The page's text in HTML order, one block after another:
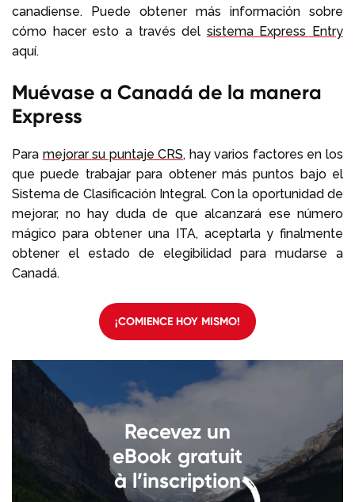
canadiense. Puede obtener más información sobre
cómo hacer esto a través del sistema Express Entry
aquí.
Muévase a Canadá de la manera
Express
Para mejorar su puntaje CRS, hay varios factores en los
que puede trabajar para obtener más puntos bajo el
Sistema de Clasificación Integral. Con la oportunidad de
mejorar, no hay duda de que alcanzará ese número
mágico para obtener una ITA, aceptarla y finalmente
obtener el estado de elegibilidad para mudarse a
Canadá.
¡COMIENCE HOY MISMO!
Recevez un
eBook gratuit
à l’inscription